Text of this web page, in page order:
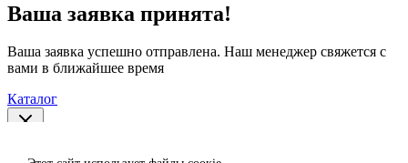
Ваша заявка принята!
Ваша заявка успешно отправлена. Наш менеджер свяжется с
вами в ближайшее время
Каталог